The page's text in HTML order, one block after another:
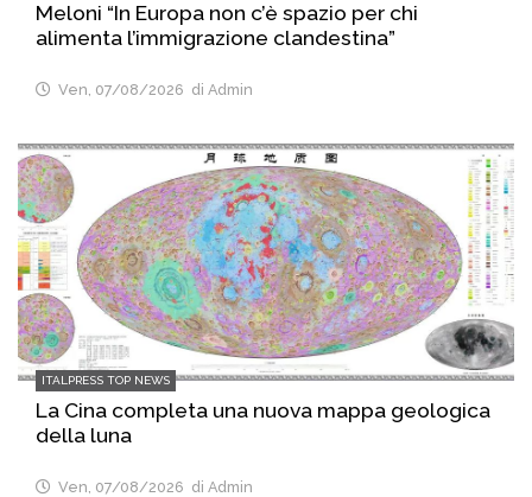
Meloni “In Europa non c’è spazio per chi
alimenta l’immigrazione clandestina”
Ven, 07/08/2026 di Admin
ITALPRESS TOP NEWS
La Cina completa una nuova mappa geologica
della luna
Ven, 07/08/2026 di Admin